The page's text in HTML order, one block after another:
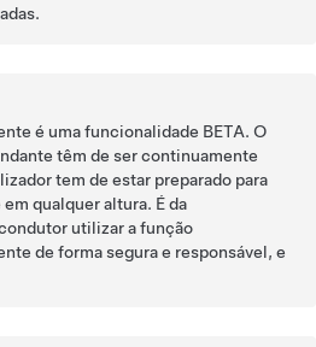
é uma funcionalidade BETA. O
têm de ser continuamente
tem de estar preparado para
qualquer altura. É da
utilizar a função
de forma segura e responsável, e